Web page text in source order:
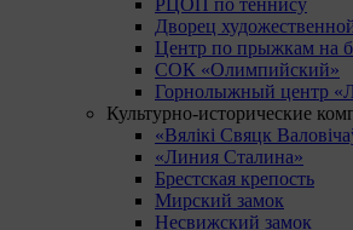
РЦОП по теннису
Дворец
Центр по прыжкам на
СОК «Олимпийский»
Горнолыжный центр
Культурно-исторические
«Вялікі Свяцк
«Линия Сталина»
Брестская крепость
Мирский замок
Несвижский замок